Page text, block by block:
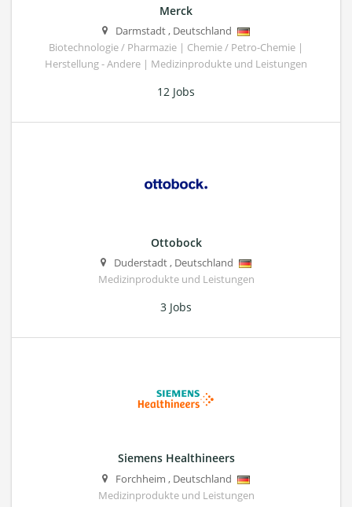
Merck
Darmstadt, Deutschland
Biotechnologie / Pharmazie | Chemie / Petro-Chemie |
Herstellung - Andere | Medizinprodukte und Leistungen
12 Jobs
Ottobock
Duderstadt, Deutschland
Medizinprodukte und Leistungen
3 Jobs
Siemens Healthineers
Forchheim , Deutschland
Medizinprodukte und Leistungen